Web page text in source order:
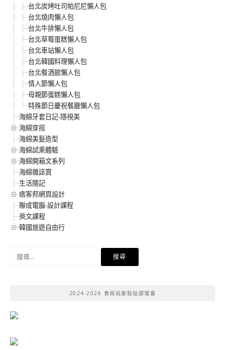
台北炭烤吐司帕尼尼懶人包
台北燒肉懶人包
台北牛排懶人包
台北草莓蛋糕懶人包
台北車站懶人包
台北韓國料理懶人包
台北餐酒館懶人包
情人節懶人包
母親節蛋糕懶人包
特殊節日慶祝餐廳懶人包
海綿牙套日記-隱視美
海綿穿搭
海綿美髮造型
海綿試乘體驗
海綿開箱文系列
海綿雜誌賞
生活隨記
痞客邦網頁設計
聯成電腦-設計課程
英文課程
韓國旅遊自由行
2024-2026 食尚玩家駐站部落客